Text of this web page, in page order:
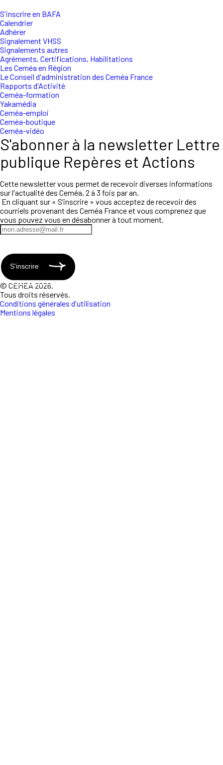
S'inscrire en BAFA
Calendrier
Adhérer
Signalement VHSS
Signalements autres
Agréments, Certifications, Habilitations
Les Ceméa en Région
Le Conseil d'administration des Ceméa France
Rapports d'Activité
Ceméa-formation
Yakamédia
Ceméa-emploi
Ceméa-boutique
Ceméa-vidéo
S'abonner à la newsletter Lettre
publique Repères et Actions
Cette newsletter vous permet de recevoir diverses informations
sur l'actualité des Ceméa, 2 à 3 fois par an.
En cliquant sur « S’inscrire » vous acceptez de recevoir des
courriels provenant des Ceméa France et vous comprenez que
vous pouvez vous en désabonner à tout moment.
S'inscrire
© CEMEA 2026.
Tous droits réservés.
Conditions générales d'utilisation
Mentions légales